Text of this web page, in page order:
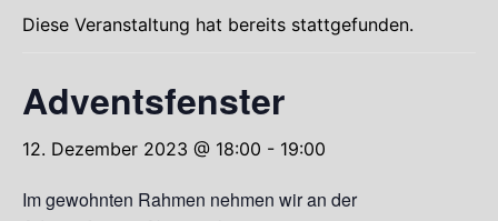
Diese Veranstaltung hat bereits stattgefunden.
Adventsfenster
12. Dezember 2023 @ 18:00 - 19:00
Im gewohnten Rahmen nehmen wir an der